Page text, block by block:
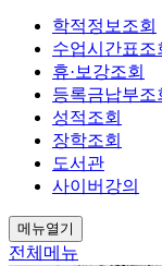
학적정보조회
수업시간표조
휴·보강조회
등록금납부조
성적조회
장학조회
도서관
사이버강의
메뉴열기
전체메뉴